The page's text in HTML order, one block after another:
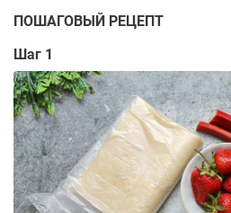
ПОШАГОВЫЙ РЕЦЕПТ
Шаг 1